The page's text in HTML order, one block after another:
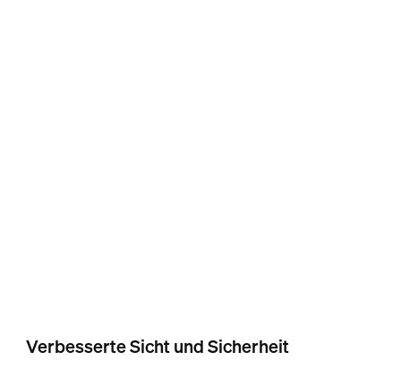
Verbesserte Sicht und Sicherheit